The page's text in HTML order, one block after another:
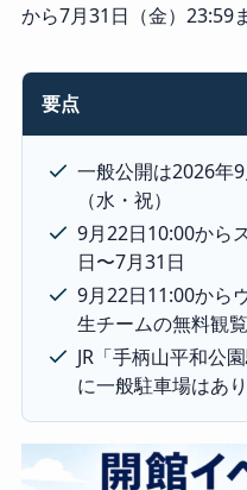
から7月31日（金）23:59
要点
一般公開は2026年
（水・祝）
9月22日10:00から
日〜7月31日
9月22日11:00から
生チームの無料観
JR「手柄山平和公
に一般駐車場はあ